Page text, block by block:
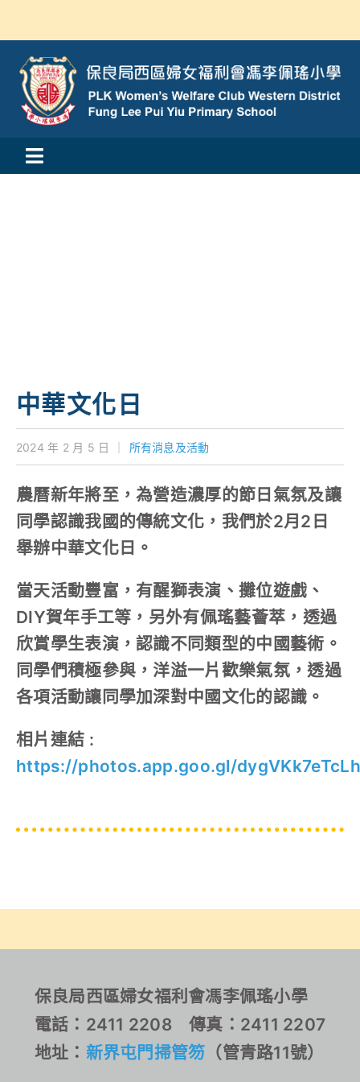
content
Toggle
我們的成就
對外聯繫
聯絡我們
中華文化日
2024 年 2 月 5 日 所有消息及活動
農曆新年將至，為營造濃厚的節日氣氛及讓
同學認識我國的傳統文化，我們於2月2日
舉辦中華文化日。
當天活動豐富，有醒獅表演、攤位遊戲、
DIY賀年手工等，另外有佩瑤藝薈萃，透過
欣賞學生表演，認識不同類型的中國藝術。
同學們積極參與，洋溢一片歡樂氣氛，透過
各項活動讓同學加深對中國文化的認識。
相片連結 :
https://photos.app.goo.gl/
保良局西區婦女福利會馮李佩瑤小學
電話：2411 2208 傳真：2411 2207
地址： 新界屯門掃管笏 （管青路11號）